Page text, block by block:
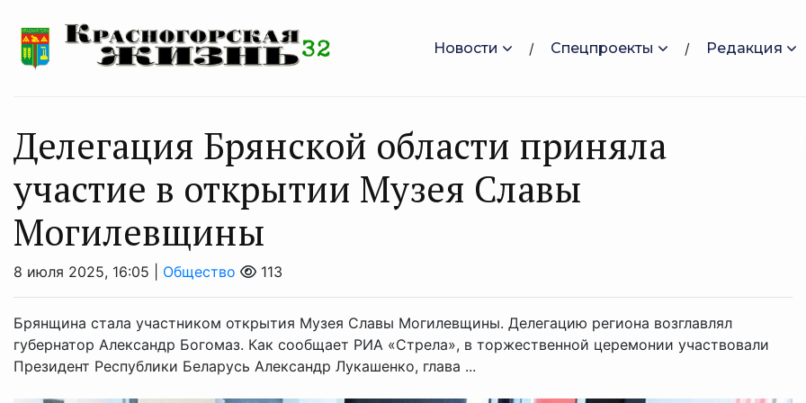
Новости Спецпроекты Редакция
Делегация Брянской области приняла
участие в открытии Музея Славы
Могилевщины
8 июля 2025, 16:05 | Общество 113
Брянщина стала участником открытия Музея Славы Могилевщины. Делегацию региона возглавлял
губернатор Александр Богомаз. Как сообщает РИА «Стрела», в торжественной церемонии участвовали
Президент Республики Беларусь Александр Лукашенко, глава ...